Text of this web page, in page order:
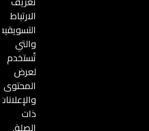
الارتباط
التسويقية،
والتي
تُستخدم
لعرض
المحتوى
والإعلانات
ذات